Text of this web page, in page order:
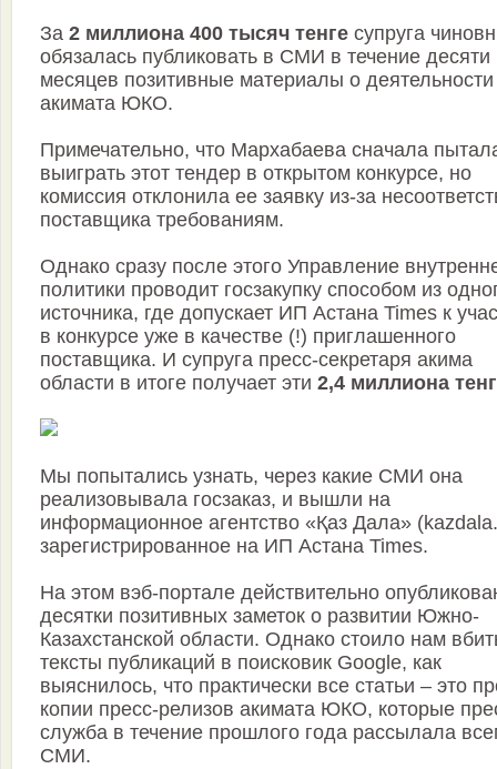
За 2 миллиона 400 тысяч тенге супруга
обязалась публиковать в СМИ в течение десяти
месяцев позитивные материалы о деятельности
акимата ЮКО.
Примечательно, что Мархабаева сначала
выиграть этот тендер в открытом конкурсе, но
комиссия отклонила ее заявку из-за
поставщика требованиям.
Однако сразу после этого Управление
политики проводит госзакупку способом из
источника, где допускает ИП Астана Times к
в конкурсе уже в качестве (!) приглашенного
поставщика. И супруга пресс-секретаря акима
области в итоге получает эти 2,4 миллиона
Мы попытались узнать, через какие СМИ она
реализовывала госзаказ, и вышли на
информационное агентство «Қаз Дала»
зарегистрированное на ИП Астана Times.
На этом вэб-портале действительно
десятки позитивных заметок о развитии Южно-
Казахстанской области. Однако стоило нам
тексты публикаций в поисковик Google, как
выяснилось, что практически все статьи – это
копии пресс-релизов акимата ЮКО, которые
служба в течение прошлого года рассылала
СМИ.